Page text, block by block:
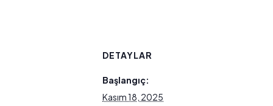
DETAYLAR
Başlangıç:
Kasım 18, 2025